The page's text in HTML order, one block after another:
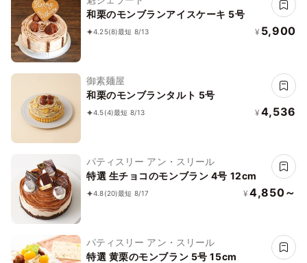
和栗のモンブランアイスケーキ 5号
4.25(8)最短 8/13 ¥ 5,900
御素麺屋
和栗のモンブランタルト 5号
4.5(4)最短 8/13 ¥ 4,536
パティスリー アン・スリール
特選 生チョコのモンブラン 4号 12cm
4.8(20)最短 8/17 ¥ 4,850～
パティスリー アン・スリール
特選 黄栗のモンブラン 5号 15cm